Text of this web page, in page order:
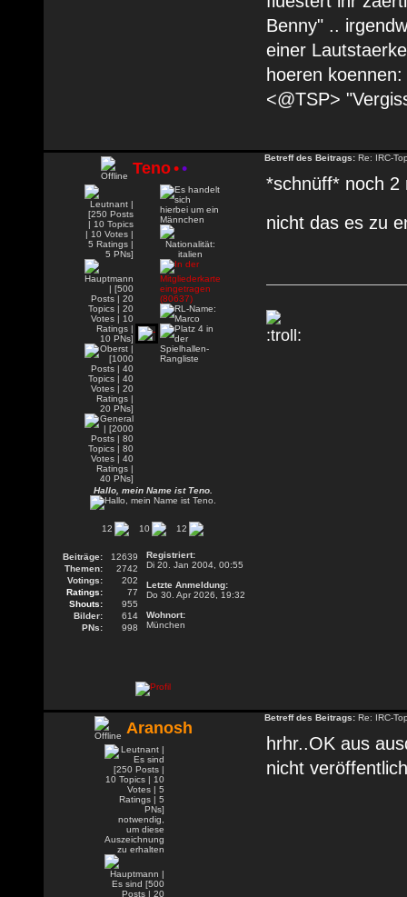
Benny" ..
einer
hoeren koennen:
<@TSP>
Teno••
Hallo, mein Name ist Teno.
12 10 12
Beiträge:
12639
Themen:
2742
Votings:
202
Ratings:
77
Shouts:
955
Bilder:
614
PNs:
998
Registriert:
Di 20. Jan 2004, 00:55
Letzte Anmeldung:
Do 30. Apr 2026, 19:32
Wohnort:
München
Betreff des Beitrags: Re: IRC-
*schnüff* noch 2
nicht das es zu
Aranosh
Betreff des Beitrags: Re: IRC-
hrhr..OK aus
nicht